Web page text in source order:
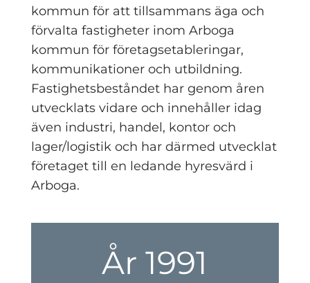
kommun för att tillsammans äga och
förvalta fastigheter inom Arboga
kommun för företagsetableringar,
kommunikationer och utbildning.
Fastighetsbeståndet har genom åren
utvecklats vidare och innehåller idag
även industri, handel, kontor och
lager/logistik och har därmed utvecklat
företaget till en ledande hyresvärd i
Arboga.
År 1991